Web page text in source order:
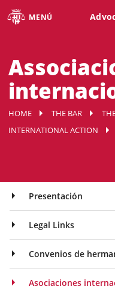
MENÚ
HOME THE BAR
INTERNATIONAL ACTION
Presentación
Legal Links
Convenios de
Asociaciones